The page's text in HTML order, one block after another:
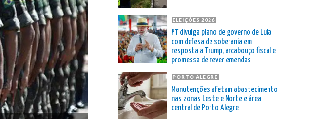
ELEIÇÕES 2026
PT divulga plano de governo de Lula
com defesa de soberania em
resposta a Trump, arcabouço fiscal e
promessa de rever emendas
PORTO ALEGRE
Manutenções afetam abastecimento
nas zonas Leste e Norte e área
central de Porto Alegre